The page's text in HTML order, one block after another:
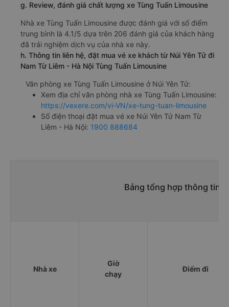
g. Review, đánh giá chất lượng xe Tùng Tuấn Limousine
Nhà xe Tùng Tuấn Limousine được đánh giá với số điểm
trung bình là 4.1/5 dựa trên 206 đánh giá của khách hàng
đã trải nghiệm dịch vụ của nhà xe này.
h. Thông tin liên hệ, đặt mua vé xe khách từ Núi Yên Tử đi
Nam Từ Liêm - Hà Nội Tùng Tuấn Limousine
Văn phòng xe Tùng Tuấn Limousine ở Núi Yên Tử:
Xem địa chỉ văn phòng nhà xe Tùng Tuấn Limousine:
https://vexere.com/vi-VN/xe-tung-tuan-limousine
Số điện thoại đặt mua vé xe Núi Yên Tử Nam Từ
Liêm - Hà Nội: 1900 888684
Bảng tổng hợp thông tin
Nhà xe
Giờ
chạy
Điểm đi